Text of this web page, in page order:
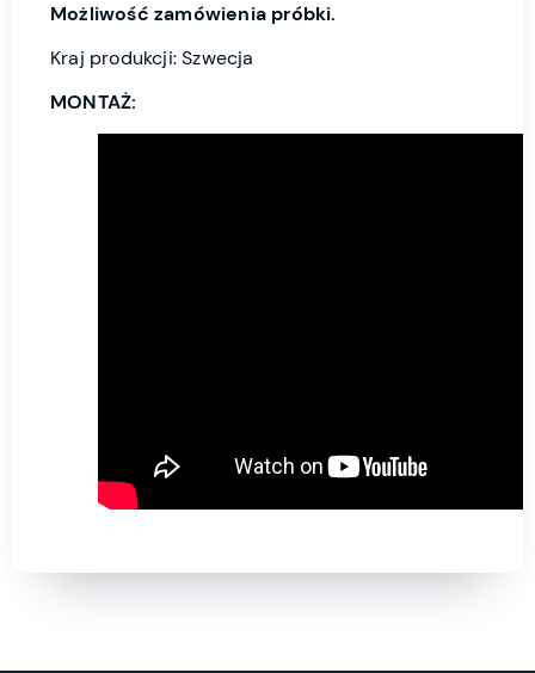
Możliwość zamówienia próbki.
Kraj produkcji: Szwecja
MONTAŻ: